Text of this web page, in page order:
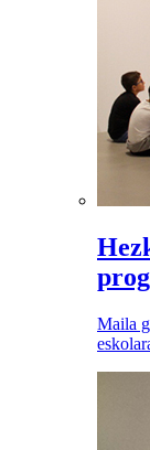
Maila